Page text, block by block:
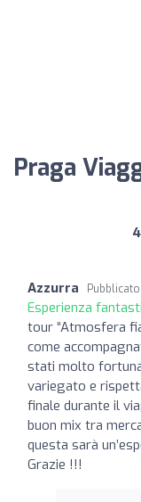
Praga
Azzurra
Esperienza
tour “Atmosfera
come
stati molto
variegato e
finale durante il
buon mix tra
questa sarà
Grazie !!!